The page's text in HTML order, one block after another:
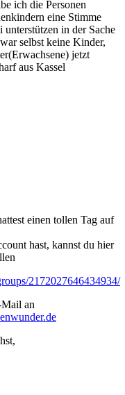
ich die Personen
eine Stimme
unterstützen in der Sache
selbst keine Kinder,
jetzt
aus Kassel
einen tollen Tag auf
hast, kannst du hier
2172027646434934/
an